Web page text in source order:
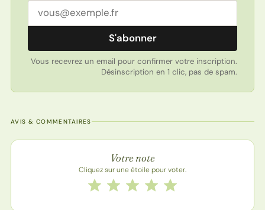
Adresse email
S'abonner
Vous recevrez un email pour confirmer votre inscription.
Désinscription en 1 clic, pas de spam.
AVIS & COMMENTAIRES
Note de la recette
Votre note
Cliquez sur une étoile pour voter.
Notez cette recette de 1 à 5 étoiles
5 étoiles
4 étoiles
3 étoiles
2 étoiles
1 étoile